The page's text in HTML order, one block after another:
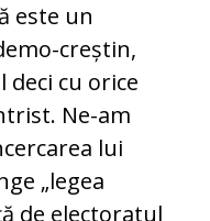
este un
creștin,
cu orice
Ne-am
lui
„legea
de electoratul